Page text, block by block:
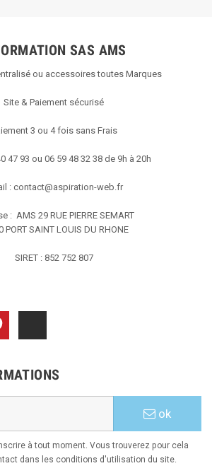
SAS AMS
ou accessoires toutes Marques
Site & Paiement sécurisé
3 ou 4 fois sans Frais
47 93 ou 06 59 48 32 38 de 9h à 20h
:contact@aspiration-web.fr
: AMS 29 RUE PIERRE SEMART
PORT SAINT LOUIS DU RHONE
SIRET : 852 752 807
ok
à tout moment. Vous trouverez pour cela
dans les conditions d'utilisation du site.